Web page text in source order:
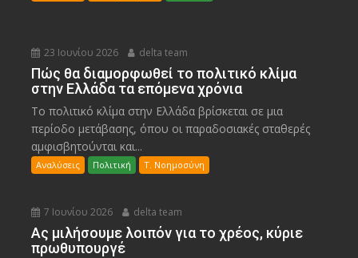
23 Ιουνίου 2026 delta team
Πώς θα διαμορφωθεί το πολιτικό κλίμα
στην Ελλάδα τα επόμενα χρόνια
Το πολιτικό κλίμα στην Ελλάδα βρίσκεται σε μια
περίοδο μετάβασης, όπου οι παραδοσιακές σταθερές
αμφισβητούνται και...
Αναλύσεις Πολιτική Τ. Νοημοσύνη
7 Ιουνίου 2026 delta team
Ας μιλήσουμε λοιπόν για το χρέος, κύριε
πρωθυπουργέ